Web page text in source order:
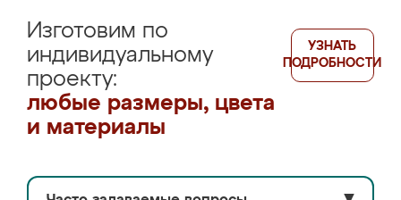
Изготовим по
индивидуальному
проекту:
любые размеры, цвета
и материалы
УЗНАТЬ
ПОДРОБНОСТИ